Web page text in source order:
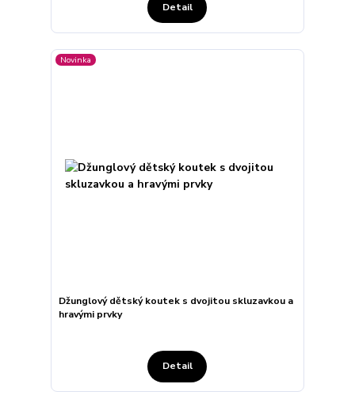
Detail
Novinka
Džunglový dětský koutek s dvojitou skluzavkou a
hravými prvky
Detail